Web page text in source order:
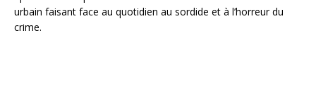
urbain faisant face au quotidien au sordide et à l’horreur du
crime.